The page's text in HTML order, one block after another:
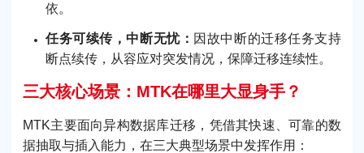
依。
任务可续传，中断无忧： 因故中断的迁移任务支持
断点续传，从容应对突发情况，保障迁移连续性。
三大核心场景：MTK在哪里大显身手？
MTK主要面向异构数据库迁移，凭借其快速、可靠的数
据抽取与插入能力，在三大典型场景中发挥作用：